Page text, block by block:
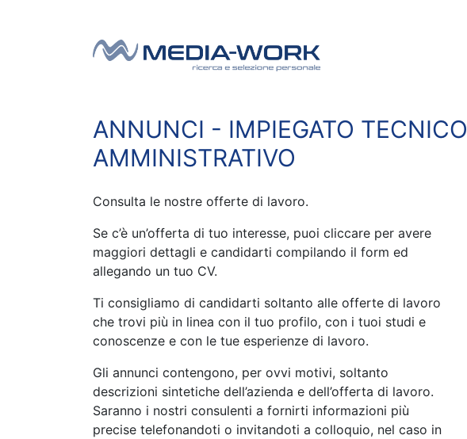
Navigazione principale
ANNUNCI - IMPIEGATO TECNICO
AMMINISTRATIVO
Consulta le nostre offerte di lavoro.
Se c’è un’offerta di tuo interesse, puoi cliccare per avere
maggiori dettagli e candidarti compilando il form ed
allegando un tuo CV.
Ti consigliamo di candidarti soltanto alle offerte di lavoro
che trovi più in linea con il tuo profilo, con i tuoi studi e
conoscenze e con le tue esperienze di lavoro.
Gli annunci contengono, per ovvi motivi, soltanto
descrizioni sintetiche dell’azienda e dell’offerta di lavoro.
Saranno i nostri consulenti a fornirti informazioni più
precise telefonandoti o invitandoti a colloquio, nel caso in